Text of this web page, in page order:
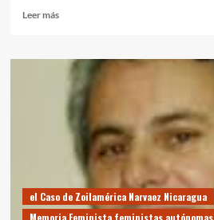
Leer másLeer
El
Zoilamérica
en
voz
protagonistas
el Caso de Zoilamérica Narvaez Nicaragua